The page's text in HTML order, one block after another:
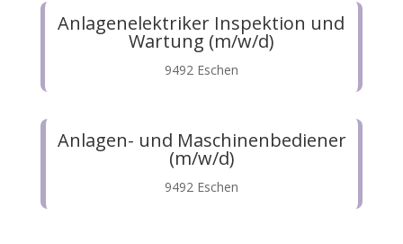
Anlagenelektriker Inspektion und
Wartung (m/w/d)
9492 Eschen
Anlagen- und Maschinenbediener
(m/w/d)
9492 Eschen